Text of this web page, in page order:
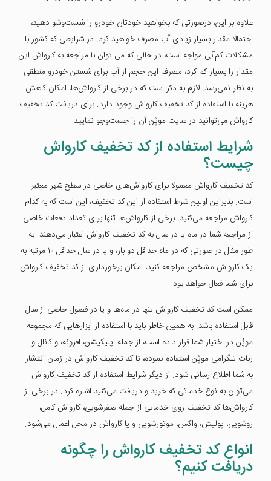
علاوه بر این، درصورتی که بخواهید خودتان خودرو را شست‌وشو دهید،
احتمالا مقدار بسیار زیادی آب مصرف خواهید کرد. در شرایطی که کشور با
مشکلات کم‌آبی مواجه است، در حالی که می توان با مراجعه به کارواش این
مقدار را بسیار کم کرد، مصرف این حجم از آب برای شستن خودرو منطقی
به نظر نمی‌رسد. لازم به ذکر است که در برخی از کارواش‌ها، امکان کاهش
هزینه با استفاده از کد تخفیف کارواش وجود دارد. برای دریافت کد تخفیف
کارواش می‌توانید در سایت موپُن آن را جست‌وجو نمایید.
شرایط استفاده از کد تخفیف کارواش
چیست؟
کد تخفیف کارواش معمولا برای کارواش‌های خاصی در سطح شهر معتبر
است. بنابراین اولین شرط استفاده از این کد تخفیف، این است که به کدام
کارواش مراجعه می‌کنید. برخی از کارواش‌ها تنها برای تعداد دفعات خاصی
از مراجعه شما در ماه یا در سال به کد تخفیف کارواش اعتبار می‌دهند. به
طور مثال در صورتی که در ماه حداقل دو بار، و یا در سال حداقل ۱۰ مرتبه به
یک کارواش مشخص مراجعه کنید، امکان برخورداری از کد تخفیف کارواش
برای شما فعال خواهد بود.
ممکن است کد تخفیف کارواش تنها در ماه‌ها و یا در فصول خاصی از سال
قابل استفاده باشد. به همین خاطر باید با استفاده از ابزارهایی که مجموعه
موپُن در اختیار شما قرار داده است، از جمله اپلیکیشن، افزونه، و کانال و
ربات تلگرامی موپُن استفاده نموده، تا کد تخفیف کارواش در زمان انتشار
به شما اطلاع رسانی شود. از دیگر شرایط استفاده از کد تخفیف کارواش
می‌توان به نوع خدماتی که خرید و دریافت می‌کنید اشاره کرد. در برخی از
کارواش‌ها کد تخفیف روی خدماتی از جمله صفرشویی، کارواش کامل،
روشویی، پولیش، واکس، موتورشویی و یا کارواش در محل اعمال می‌شود.
انواع کد تخفیف کارواش را چگونه
دریافت کنیم؟